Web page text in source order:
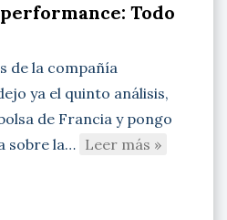
Todo
de la compañía
ya el quinto análisis,
de Francia y pongo
sobre la… Leer más »